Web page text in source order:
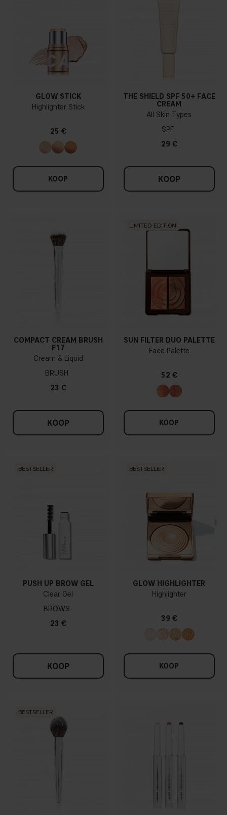
GLOW STICK
Highlighter Stick
25 €
KOOP
THE SHIELD SPF 50+ FACE
CREAM
All Skin Types
SPF
29 €
KOOP
COMPACT CREAM BRUSH
F17
Cream & Liquid
BRUSH
23 €
KOOP
LIMITED EDITION
SUN FILTER DUO PALETTE
Face Palette
52 €
KOOP
BESTSELLER
PUSH UP BROW GEL
Clear Gel
BROWS
23 €
KOOP
BESTSELLER
GLOW HIGHLIGHTER
Highlighter
39 €
KOOP
BESTSELLER